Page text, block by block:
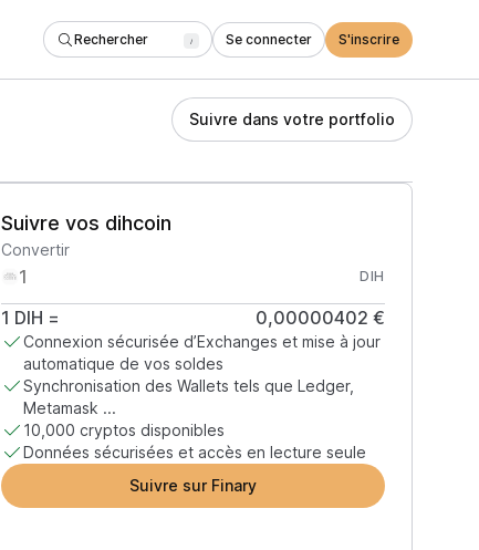
Rechercher / Se connecter S'inscrire
Suivre dans votre portfolio
Suivre vos dihcoin
Convertir
DIH
1 DIH = 0,00000402 €
Connexion sécurisée d’Exchanges et mise à jour
automatique de vos soldes
Synchronisation des Wallets tels que Ledger,
Metamask ...
10,000 cryptos disponibles
Données sécurisées et accès en lecture seule
Suivre sur Finary